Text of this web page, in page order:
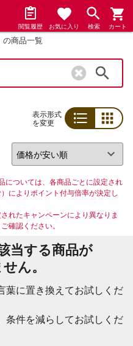
閲覧履歴 お気に入り 検索 カート
の商品一覧
表示形式
を変更
については、各商品ごとに設定され
によりポイント付与倍率が決定し
れたキャンペーンにより異なりま
確認ください。
当する商品が
ん。
葉に置き換えてお試しくだ
条件を減らしてお試しくだ